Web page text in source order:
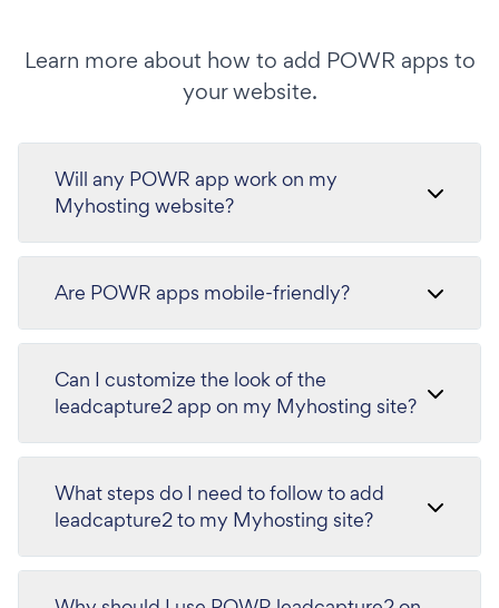
Learn more about how to add POWR apps to
your website.
Will any POWR app work on my
Myhosting website?
Are POWR apps mobile-friendly?
Can I customize the look of the
leadcapture2 app on my Myhosting site?
What steps do I need to follow to add
leadcapture2 to my Myhosting site?